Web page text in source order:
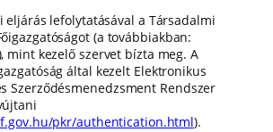
eljárás lefolytatásával a Társadalmi
(a továbbiakban:
mint kezelő szervet bízta meg. A
által kezelt Elektronikus
Szerződésmenedzsment Rendszer
pkr/authentication.html).